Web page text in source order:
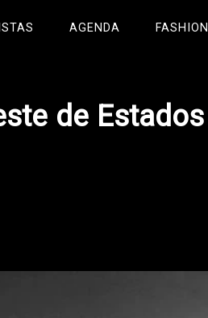
AGENDA FASHION
de Estados